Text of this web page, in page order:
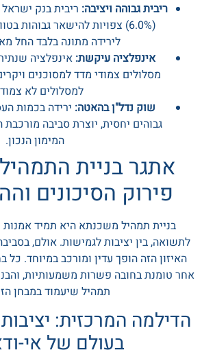
ריבית גבוהה ויציבה:
(6.0%) צפויות להישאר גבוהות
לירידה מתונה בלבד החל
אינפלציה עיקשת:
מסלולים צמודי מדד למסוכנים
למסלולים לא
שוק נדל"ן בהאטה: ירידה בכמות
גבוהים יחסית, יוצרת סביבה
המימון הנכון.
פירוק הסיכונים
בניית תמהיל משכנתא היא תמיד אמנות
האיזון הזה הופך עדין ומורכב במיוחד. כל
אחר טומנת בחובה פשרות משמעותיות,
תמהיל שיעמוד במבחן
הדילמה המרכזית:
בעולם של אי-